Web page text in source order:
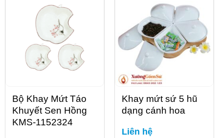
Bộ Khay Mứt Táo
Khuyết Sen Hồng
KMS-1152324
Khay mứt sứ 5 hũ
dạng cánh hoa
Liên hệ